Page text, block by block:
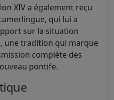
XIV a également reçu
qui lui a
sur la situation
une tradition qui marque
complète des
pontife.